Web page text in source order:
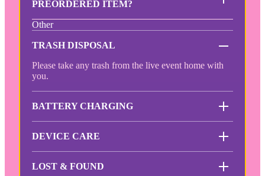
PREORDERED ITEM?
Other
TRASH DISPOSAL
Please take any trash from the live event home with
you.
BATTERY CHARGING
DEVICE CARE
LOST & FOUND